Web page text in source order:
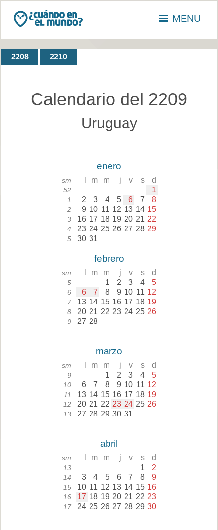
MENU
2208 2210
Calendario del 2209
Uruguay
enero
sm m m j v s d
52 1
1 2 3 4 5 6 7 8
2 9 10 11 12 13 14 15
3 16 17 18 19 20 21 22
4 23 24 25 26 27 28 29
5 30 31
febrero
sm m m j v s d
5 1 2 3 4 5
6 6 7 8 9 10 11 12
7 13 14 15 16 17 18 19
8 20 21 22 23 24 25 26
9 27 28
marzo
sm m m j v s d
9 1 2 3 4 5
10 6 7 8 9 10 11 12
11 13 14 15 16 17 18 19
12 20 21 22 23 24 25 26
13 27 28 29 30 31
abril
sm m m j v s d
13 1 2
14 3 4 5 6 7 8 9
15 10 11 12 13 14 15 16
16 17 18 19 20 21 22 23
17 24 25 26 27 28 29 30